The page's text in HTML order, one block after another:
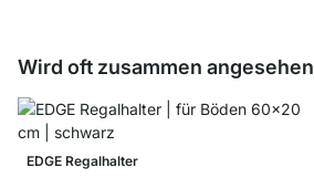
Wird oft zusammen angesehen
EDGE Regalhalter